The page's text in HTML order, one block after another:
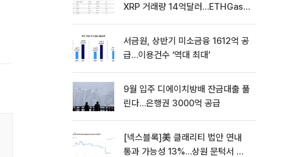
XRP 거래량 14억달러…ETHGas
서금원, 상반기 미소금융 1612억 공
급…이용건수 ‘역대 최대’
9월 입주 디에이치방배 잔금대출 풀
린다…은행권 3000억 공급
[넥스블록]美 클래리티 법안 연내
통과 가능성 13%…상원 문턱서 제